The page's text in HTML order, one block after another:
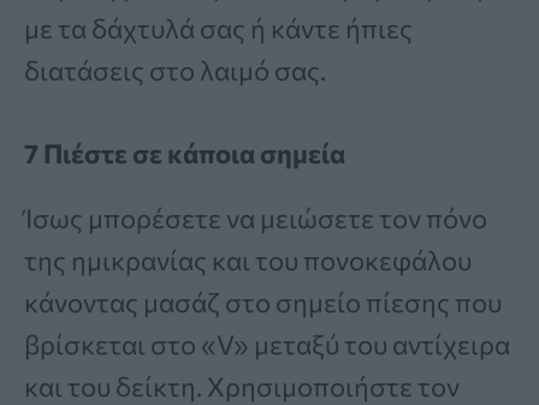
με τα δάχτυλά σας ή κάντε ήπιες
διατάσεις στο λαιμό σας.
7 Πιέστε σε κάποια σημεία
Ίσως μπορέσετε να μειώσετε τον πόνο
της ημικρανίας και του πονοκεφάλου
κάνοντας μασάζ στο σημείο πίεσης που
βρίσκεται στο «V» μεταξύ του αντίχειρα
και του δείκτη. Χρησιμοποιήστε τον